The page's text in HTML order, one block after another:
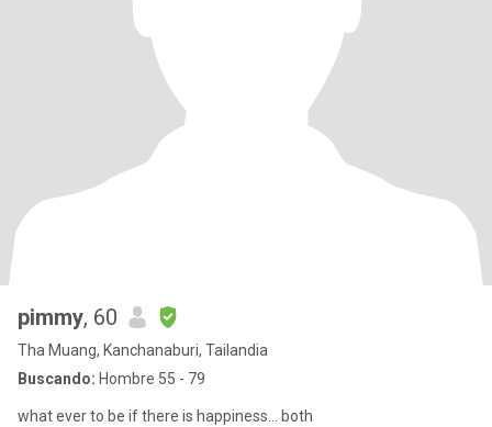
pimmy, 60
Tha Muang, Kanchanaburi, Tailandia
Buscando: Hombre 55 - 79
what ever to be if there is happiness... both